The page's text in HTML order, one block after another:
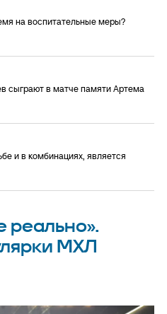
на воспитательные меры?
сыграют в матче памяти Артема
и в комбинациях, является
реально».
МХЛ